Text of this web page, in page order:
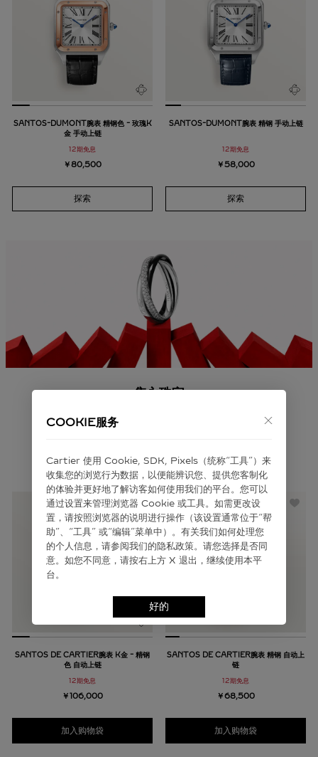
SANTOS-DUMONT腕表 精钢色 - 玫瑰K
金 手动上链
12期免息
￥80,500
探索
SANTOS-DUMONT腕表 精钢 手动上链
12期免息
￥58,000
探索
隽永珠宝
轻启红盒，发现期盼已久的珠宝
SANTOS DE CARTIER腕表 K金 - 精钢
色 自动上链
12期免息
￥106,000
加入购物袋
SANTOS DE CARTIER腕表 精钢 自动上
链
12期免息
￥68,500
加入购物袋
COOKIE服务
Cartier 使⽤ Cookie, SDK, Pixels（统称“⼯具”）来
收集您的浏览⾏为数据，以便能辨识您、提供您客制化
的体验并更好地了解访客如何使⽤我们的平台。您可以
通过设置来管理浏览器 Cookie 或⼯具。如需更改设
置，请按照浏览器的说明进⾏操作（该设置通常位于“帮
助”、“⼯具” 或“编辑”菜单中）。有关我们如何处理您
的个⼈信息，请参阅我们的隐私政策。请您选择是否同
意。如您不同意，请按右上⽅ X 退出，继续使⽤本平
台。
好的